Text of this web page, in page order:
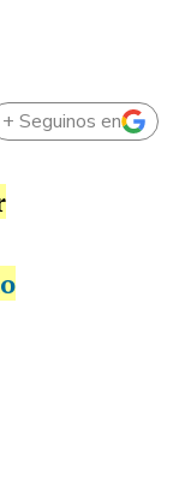
+ Seguinos en